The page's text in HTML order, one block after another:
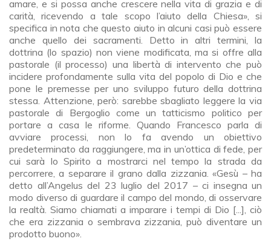
amare, e si possa anche crescere nella vita di grazia e di
carità, ricevendo a tale scopo l’aiuto della Chiesa», si
specifica in nota che questo aiuto in alcuni casi può essere
anche quello dei sacramenti. Detto in altri termini, la
dottrina (lo spazio) non viene modificata, ma si offre alla
pastorale (il processo) una libertà di intervento che può
incidere profondamente sulla vita del popolo di Dio e che
pone le premesse per uno sviluppo futuro della dottrina
stessa. Attenzione, però: sarebbe sbagliato leggere la via
pastorale di Bergoglio come un tatticismo politico per
portare a casa le riforme. Quando Francesco parla di
avviare processi, non lo fa avendo un obiettivo
predeterminato da raggiungere, ma in un’ottica di fede, per
cui sarà lo Spirito a mostrarci nel tempo la strada da
percorrere, a separare il grano dalla zizzania. «Gesù – ha
detto all’Angelus del 23 luglio del 2017 – ci insegna un
modo diverso di guardare il campo del mondo, di osservare
la realtà. Siamo chiamati a imparare i tempi di Dio [...], ciò
che era zizzania o sembrava zizzania, può diventare un
prodotto buono».